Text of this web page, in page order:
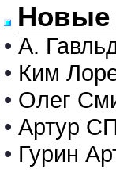
Новые
• А.
• Ким
• Олег
• Артур
• Гурин